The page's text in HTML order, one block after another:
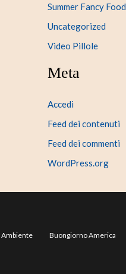
Summer Fancy Food
Uncategorized
Video Pillole
Meta
Accedi
Feed dei contenuti
Feed dei commenti
WordPress.org
Ambiente Buongiorno America